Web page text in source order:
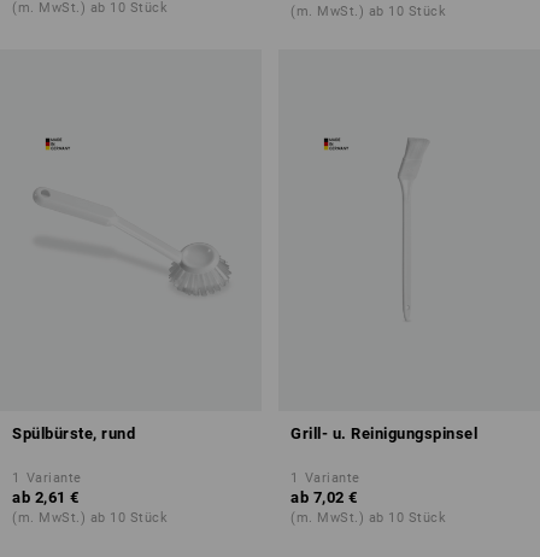
(m. MwSt.) ab 10 Stück (m. MwSt.) ab 10 Stück
Spülbürste, rund
1 Variante
ab 2,61 €
(m. MwSt.) ab 10 Stück
Grill- u. Reinigungspinsel
1 Variante
ab 7,02 €
(m. MwSt.) ab 10 Stück